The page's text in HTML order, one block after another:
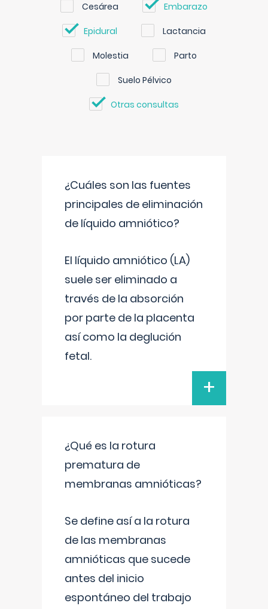
Cesárea Embarazo
Epidural Lactancia
Molestia Parto
Suelo Pélvico
Otras consultas
¿Cuáles son las fuentes
principales de eliminación
de líquido amniótico?
El líquido amniótico (LA)
suele ser eliminado a
través de la absorción
por parte de la placenta
así como la deglución
fetal.
+
¿Qué es la rotura
prematura de
membranas amnióticas?
Se define así a la rotura
de las membranas
amnióticas que sucede
antes del inicio
espontáneo del trabajo